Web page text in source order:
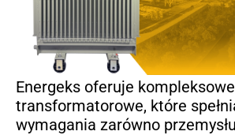
Energeks oferuje
transformatorowe, które
wymagania zarówno